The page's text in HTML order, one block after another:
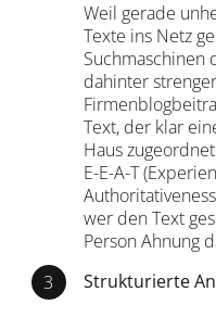
Weil gerade
Texte ins Netz
Suchmaschinen
dahinter
Text, der klar
Haus
E-E-A-T
wer den Text
Person Ahnung
Strukturierte